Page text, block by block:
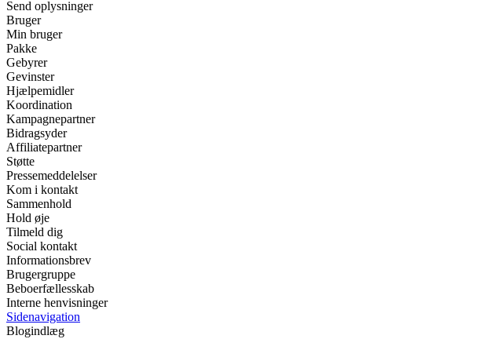
Send oplysninger
Bruger
Min bruger
Pakke
Gebyrer
Gevinster
Hjælpemidler
Koordination
Kampagnepartner
Bidragsyder
Affiliatepartner
Støtte
Pressemeddelelser
Kom i kontakt
Sammenhold
Hold øje
Tilmeld dig
Social kontakt
Informationsbrev
Brugergruppe
Beboerfællesskab
Interne henvisninger
Sidenavigation
Blogindlæg